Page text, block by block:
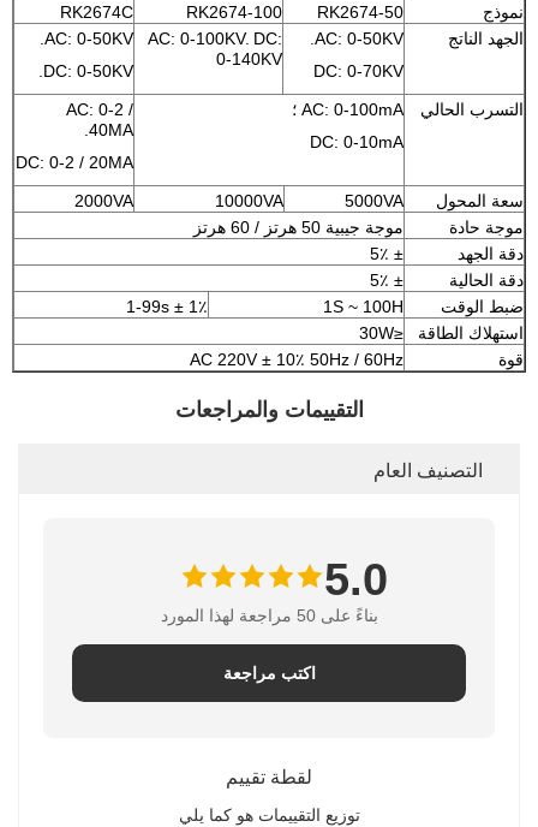
نموذج
RK2674-50
RK2674-100
RK2674C
الجهد الناتج
AC: 0-50KV.
DC: 0-70KV
AC: 0-100KV. DC:
0-140KV
AC: 0-50KV.
DC: 0-50KV.
التسرب الحالي
AC: 0-100mA ؛
DC: 0-10mA
AC: 0-2 /
40MA.
DC: 0-2 / 20MA
سعة المحول
5000VA
10000VA
2000VA
موجة حادة
موجة جيبية 50 هرتز / 60 هرتز
دقة الجهد
± 5٪
دقة الحالية
± 5٪
ضبط الوقت
1S ~ 100H
1-99s ± 1٪
استهلاك الطاقة
≤30W
قوة
AC 220V ± 10٪ 50Hz / 60Hz
التقييمات والمراجعات
التصنيف العام
5.0
بناءً على 50 مراجعة لهذا المورد
اكتب مراجعة
لقطة تقييم
توزيع التقييمات هو كما يلي